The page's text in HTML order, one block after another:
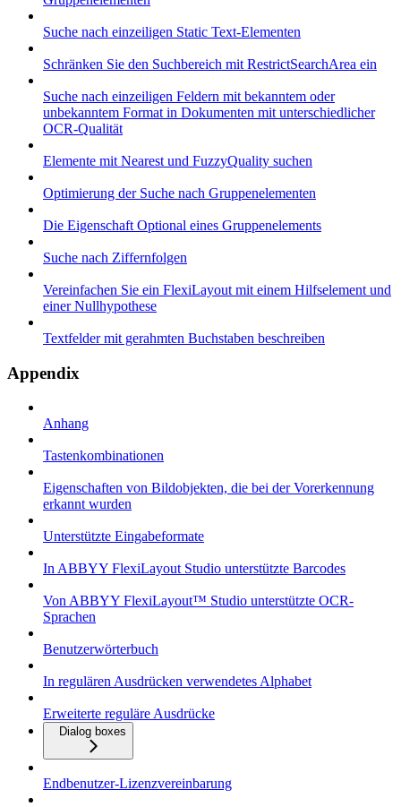
Suche nach einzeiligen Static Text-Elementen
Schränken Sie den Suchbereich mit RestrictSearchArea ein
Suche nach einzeiligen Feldern mit bekanntem oder
unbekanntem Format in Dokumenten mit unterschiedlicher
OCR-Qualität
Elemente mit Nearest und FuzzyQuality suchen
Optimierung der Suche nach Gruppenelementen
Die Eigenschaft Optional eines Gruppenelements
Suche nach Ziffernfolgen
Vereinfachen Sie ein FlexiLayout mit einem Hilfselement und
einer Nullhypothese
Textfelder mit gerahmten Buchstaben beschreiben
Appendix
Anhang
Tastenkombinationen
Eigenschaften von Bildobjekten, die bei der Vorerkennung
erkannt wurden
Unterstützte Eingabeformate
In ABBYY FlexiLayout Studio unterstützte Barcodes
Von ABBYY FlexiLayout™ Studio unterstützte OCR-
Sprachen
Benutzerwörterbuch
In regulären Ausdrücken verwendetes Alphabet
Erweiterte reguläre Ausdrücke
Dialog boxes
Endbenutzer-Lizenzvereinbarung